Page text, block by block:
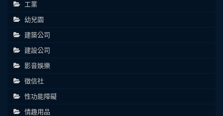
工業
幼兒園
建築公司
建設公司
影音娛樂
徵信社
性功能障礙
情趣用品